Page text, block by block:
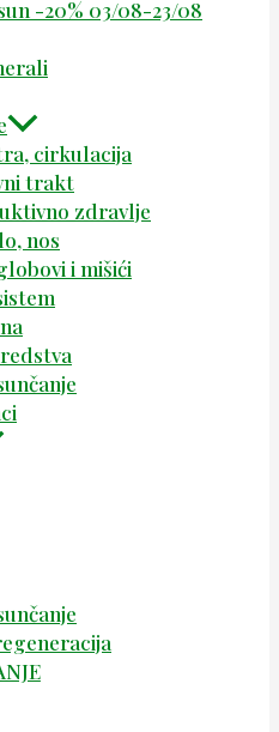
-20% 03/08-23/08
cirkulacija
trakt
zdravlje
nos
i mišići